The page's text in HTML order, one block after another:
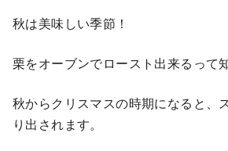
秋は美味しい季節！
栗をオーブンでロースト出来るって
秋からクリスマスの時期になると、
り出されます。